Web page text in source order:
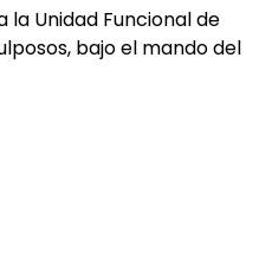
la Unidad Funcional de
bajo el mando del